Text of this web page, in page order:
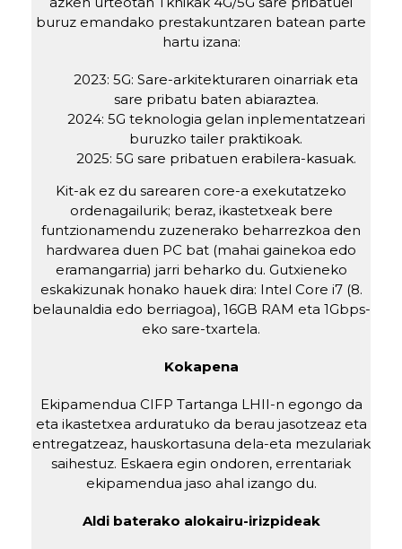
buruz emandako prestakuntzaren batean parte
hartu izana:
2023: 5G: Sare-arkitekturaren oinarriak eta
sare pribatu baten abiaraztea.
2024: 5G teknologia gelan inplementatzeari
buruzko tailer praktikoak.
2025: 5G sare pribatuen erabilera-kasuak.
Kit-ak ez du sarearen core-a exekutatzeko
ordenagailurik; beraz, ikastetxeak bere
funtzionamendu zuzenerako beharrezkoa den
hardwarea duen PC bat (mahai gainekoa edo
eramangarria) jarri beharko du. Gutxieneko
eskakizunak honako hauek dira: Intel Core i7 (8.
belaunaldia edo berriagoa), 16GB RAM eta 1Gbps-
eko sare-txartela.
Kokapena
Ekipamendua CIFP Tartanga LHII-n egongo da
eta ikastetxea arduratuko da berau jasotzeaz eta
entregatzeaz, hauskortasuna dela-eta mezulariak
saihestuz. Eskaera egin ondoren, errentariak
ekipamendua jaso ahal izango du.
Aldi baterako alokairu-irizpideak